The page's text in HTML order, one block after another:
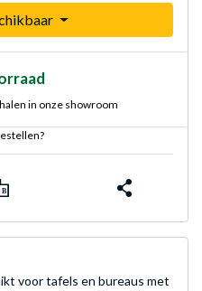
in onze showroom
voor tafels en bureaus met